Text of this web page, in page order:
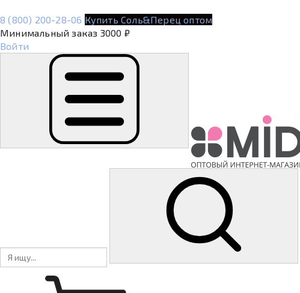
8 (800) 200-28-06 Купить Соль&Перец оптом
Минимальный заказ 3000 ₽
Войти